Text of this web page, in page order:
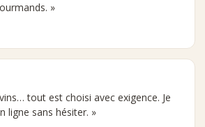
»
tout est choisi avec exigence. Je
ligne sans hésiter. »